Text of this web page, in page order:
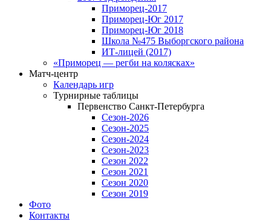
Приморец-2017
Приморец-Юг 2017
Приморец-Юг 2018
Школа №475 Выборгского района
ИТ-лицей (2017)
«Приморец — регби на колясках»
Матч-центр
Календарь игр
Турнирные таблицы
Первенство Санкт-Петербурга
Сезон-2026
Сезон-2025
Сезон-2024
Сезон-2023
Сезон 2022
Сезон 2021
Сезон 2020
Сезон 2019
Фото
Контакты